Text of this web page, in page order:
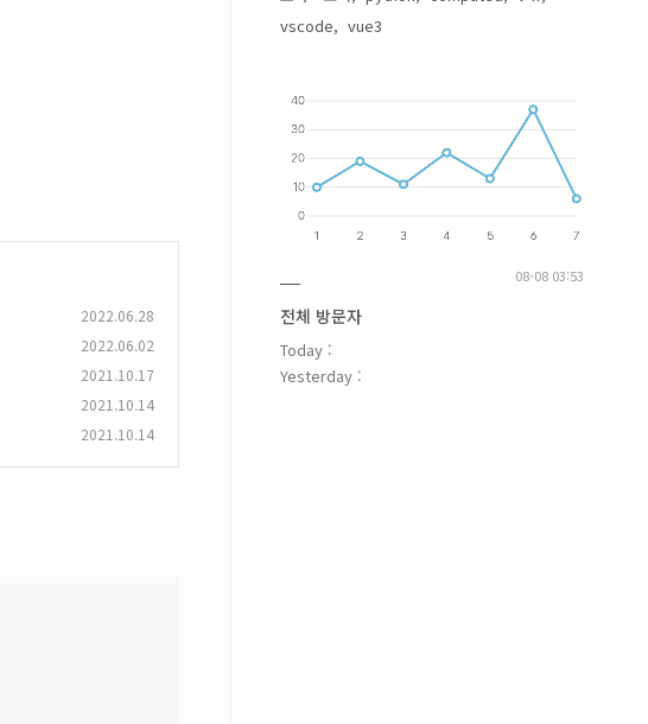
2022.06.28
2022.06.02
2021.10.17
2021.10.14
2021.10.14
vscode
vue3
08-08 03:53
전체 방문자
Today :
Yesterday :